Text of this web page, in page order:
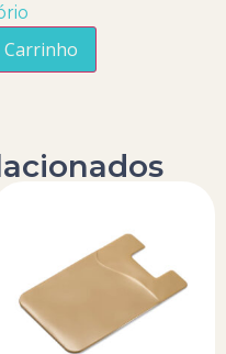
Carrinho